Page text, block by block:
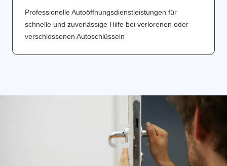
Professionelle Autoöffnungsdienstleistungen für
schnelle und zuverlässige Hilfe bei verlorenen oder
verschlossenen Autoschlüsseln